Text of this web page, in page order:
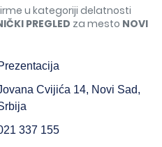
u kategoriji delatnosti
PREGLED za mesto NOVI
Cvijića 14, Novi Sad,
337 155